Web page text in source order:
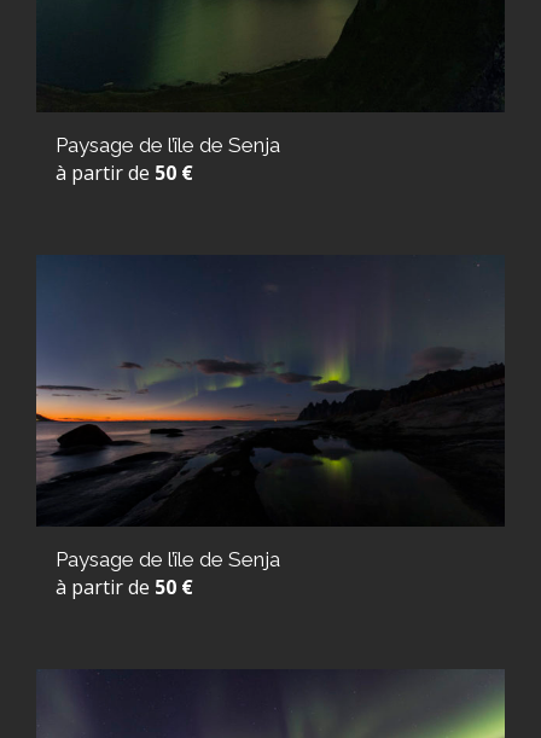
Paysage de l’île de Senja
à partir de 50 €
Paysage de l’île de Senja
à partir de 50 €